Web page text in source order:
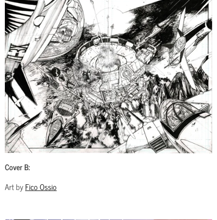
Cover B:
Art byFico Ossio